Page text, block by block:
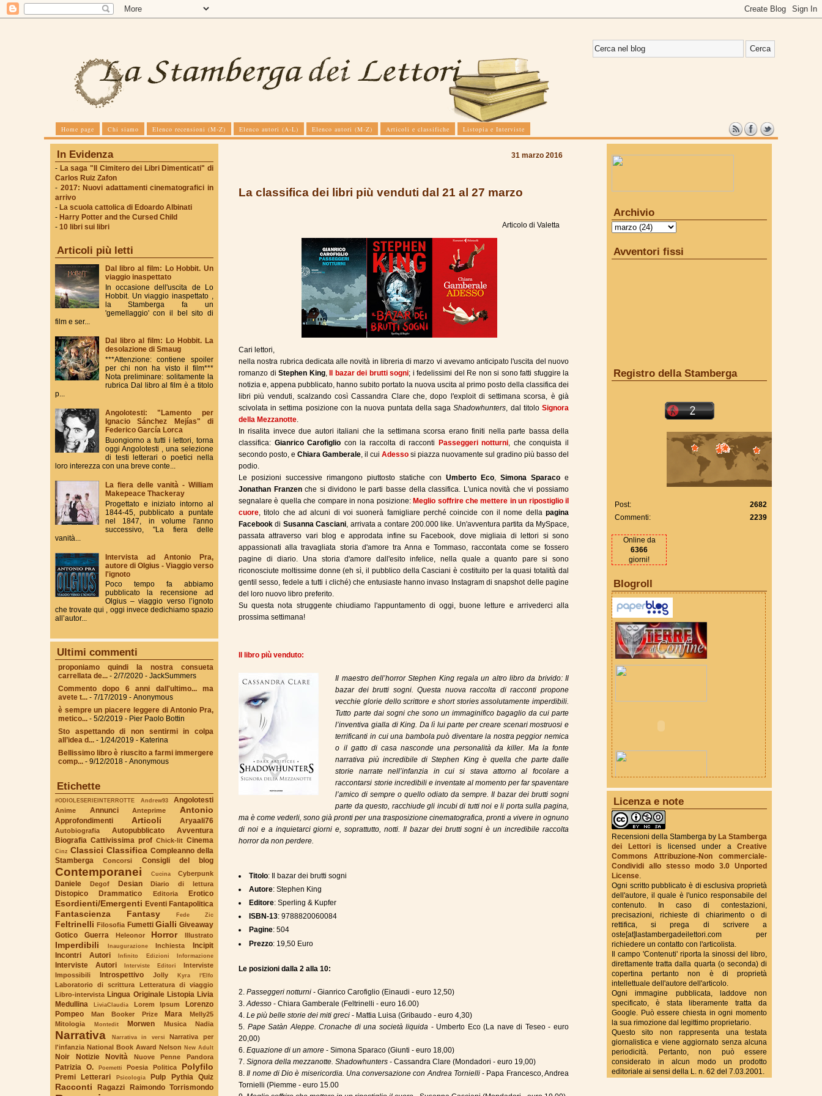
Home page Chi siamo Elenco recensioni (M-Z) Elenco autori (A-L) Elenco autori (M-Z) Articoli e classifiche Listopia e Interviste
In Evidenza
- La saga "Il Cimitero dei Libri Dimenticati" di
Carlos Ruiz Zafon
- 2017: Nuovi adattamenti cinematografici in
arrivo
- La scuola cattolica di Edoardo Albinati
- Harry Potter and the Cursed Child
- 10 libri sui libri
Articoli più letti
Dal libro al film: Lo Hobbit. Un
viaggio inaspettato
In occasione dell'uscita de Lo
Hobbit. Un viaggio inaspettato ,
la Stamberga fa un
'gemellaggio' con il bel sito di
film e ser...
Dal libro al film: Lo Hobbit. La
desolazione di Smaug
***Attenzione: contiene spoiler
per chi non ha visto il film***
Nota preliminare: solitamente la
rubrica Dal libro al film è a titolo
p...
Angolotesti: "Lamento per
Ignacio Sánchez Mejías" di
Federico García Lorca
Buongiorno a tutti i lettori, torna
oggi Angolotesti , una selezione
di testi letterari o poetici nella
loro interezza con una breve conte...
La fiera delle vanità - William
Makepeace Thackeray
Progettato e iniziato intorno al
1844-45, pubblicato a puntate
nel 1847, in volume l'anno
successivo, "La fiera delle
vanità...
Intervista ad Antonio Pra,
autore di Olgius - Viaggio verso
l'ignoto
Poco tempo fa abbiamo
pubblicato la recensione ad
Olgius – viaggio verso l’ignoto
che trovate qui , oggi invece dedichiamo spazio
all’autor...
Ultimi commenti
proponiamo quindi la nostra consueta
carrellata de... - 2/7/2020 - JackSummers
Commento dopo 6 anni dall'ultimo... ma
avete t... - 7/17/2019 - Anonymous
è sempre un piacere leggere di Antonio Pra,
metico... - 5/2/2019 - Pier Paolo Bottin
Sto aspettando di non sentirmi in colpa
all’idea d... - 1/24/2019 - Katerina
Bellissimo libro è riuscito a farmi immergere
comp... - 9/12/2018 - Anonymous
Etichette
#ODIOLESERIEINTERROTTE Andrew93 Angolotesti
Anime Annunci Anteprime Antonio
Approfondimenti Articoli Aryaali76
Autobiografia Autopubblicato
Avventura
Biografia Cattivissima prof Chick-lit Cinema
Cinz Classici Classifica Compleanno della
Stamberga
Concorsi Consigli del blog
Contemporanei Cucina Cyberpunk
Daniele Degof Desian Diario di lettura
Distopico Drammatico Editoria Erotico
Esordienti/Emergenti Eventi Fantapolitica
Fantascienza Fantasy Fede Zic
Feltrinelli Filosofia Fumetti Gialli Giveaway
Gotico
Guerra Heleonor Horror Illustrato
Imperdibili Inaugurazione Inchiesta
Incipit
Incontri Autori
Infinito Edizioni Informazione
Interviste Autori Interviste Editori
Interviste
Impossibili
Introspettivo Jolly Kyra l'Elfo
Laboratorio di scrittura
Letteratura di viaggio
Libro-intervista Lingua Originale Listopia Livia
Medullina
LiviaClaudia Lorem Ipsum
Lorenzo
Pompeo
Man Booker Prize Mara
Melly25
Mitologia
Montedit Morwen Musica Nadia
Narrativa Narrativa in versi
Narrativa per
l'infanzia National Book Award Nelson New Adult
Noir Notizie Novità Nuove Penne Pandora
Patrizia O. Poemetti Poesia Politica Polyfilo
Premi Letterari Psicologia Pulp Pythia Quiz
Racconti Ragazzi Raimondo Torrismondo
31 marzo 2016
La classifica dei libri più venduti dal 21 al 27 marzo
Articolo di Valetta
Cari lettori,
nella nostra rubrica dedicata alle novità in libreria di marzo vi avevamo anticipato l'uscita del nuovo
romanzo di Stephen King, Il bazar dei brutti sogni; i fedelissimi del Re non si sono fatti sfuggire la
notizia e, appena pubblicato, hanno subito portato la nuova uscita al primo posto della classifica dei
libri più venduti, scalzando così Cassandra Clare che, dopo l'exploit di settimana scorsa, è già
scivolata in settima posizione con la nuova puntata della sagaShadowhunters, dal titoloSignora
della Mezzanotte.
In risalita invece due autori italiani che la settimana scorsa erano finiti nella parte bassa della
classifica: Gianrico Carofiglio con la raccolta di racconti Passeggeri notturni, che conquista il
secondo posto, e Chiara Gamberale, il cui Adesso si piazza nuovamente sul gradino più basso del
podio.
Le posizioni successive rimangono piuttosto statiche con Umberto Eco, Simona Sparaco e
Jonathan Franzenche si dividono le parti basse della classifica. L'unica novità che vi possiamo
segnalare è quella che compare in nona posizione: Meglio soffrire che mettere in un ripostiglio il
cuore, titolo che ad alcuni di voi suonerà famigliare perché coincide con il nome della pagina
Facebook di Susanna Casciani, arrivata a contare 200.000 like. Un'avventura partita da MySpace,
passata attraverso vari blog e approdata infine su Facebook, dove migliaia di lettori si sono
appassionati alla travagliata storia d'amore tra Anna e Tommaso, raccontata come se fossero
pagine di diario. Una storia d'amore dall'esito infelice, nella quale a quanto pare si sono
riconosciute moltissime donne (eh sì, il pubblico della Casciani è costituito per la quasi totalità dal
gentil sesso, fedele a tutti i cliché) che entusiaste hanno invaso Instagram di snapshot delle pagine
del loro nuovo libro preferito.
Su questa nota struggente chiudiamo l'appuntamento di oggi, buone letture e arrivederci alla
prossima settimana!
Il libro più venduto:
Il maestro dell’horror Stephen King regala un altro libro da brivido: Il
bazar dei brutti sogni. Questa nuova raccolta di racconti propone
vecchie glorie dello scrittore e short stories assolutamente imperdibili.
Tutto parte dai sogni che sono un immaginifico bagaglio da cui parte
l’inventiva gialla di King. Da lì lui parte per creare scenari mostruosi e
terrificanti in cui una bambola può diventare la nostra peggior nemica
o il gatto di casa nasconde una personalità da killer. Ma la fonte
narrativa più incredibile di Stephen King è quella che parte dalle
storie narrate nell’infanzia in cui si stava attorno al focolare a
raccontarsi storie incredibili e inventate al momento per far spaventare
l’amico di sempre o quello odiato da sempre. Il bazar dei brutti sogni
parte da questo, racchiude gli incubi di tutti noi e li porta sulla pagina,
ma è come vederli, sono già pronti per una trasposizione cinematografica, pronti a vivere in ognuno
di noi e a inquietarci giorni e, soprattutto, notti. Il bazar dei brutti sogni è un incredibile raccolta
horror da non perdere.
Titolo: Il bazar dei brutti sogni
Autore: Stephen King
Editore: Sperling & Kupfer
ISBN-13: 9788820060084
Pagine: 504
Prezzo: 19,50 Euro
Le posizioni dalla 2 alla 10:
2. Passeggeri notturni - Gianrico Carofiglio (Einaudi - euro 12,50)
3. Adesso - Chiara Gamberale (Feltrinelli - euro 16.00)
4. Le più belle storie dei miti greci - Mattia Luisa (Gribaudo - euro 4,30)
5. Pape Satàn Aleppe. Cronache di una società liquida - Umberto Eco (La nave di Teseo - euro
20,00)
6. Equazione di un amore - Simona Sparaco (Giunti - euro 18,00)
7. Signora della mezzanotte. Shadowhunters - Cassandra Clare (Mondadori - euro 19,00)
8.Il nome di Dio è misericordia. Una conversazione con Andrea Tornielli- Papa Francesco, Andrea
Tornielli (Piemme - euro 15.00
Archivio
Avventori fissi
Registro della Stamberga
Post:
2682
Commenti:
2239
Online da
6366
giorni!
Blogroll
True Fantasy Italy
Licenza e note
Recensioni della Stamberga by La Stamberga
dei Lettoriis licensed under a Creative
Commons Attribuzione-Non commerciale-
Condividi allo stesso modo 3.0 Unported
License.
Ogni scritto pubblicato è di esclusiva proprietà
dell'autore, il quale è l'unico responsabile del
contenuto. In caso di contestazioni,
precisazioni, richieste di chiarimento o di
rettifica, si prega di scrivere a
oste[at]lastambergadeilettori.com per
richiedere un contatto con l'articolista.
Il campo 'Contenuti' riporta la sinossi del libro,
direttamente tratta dalla quarta (o seconda) di
copertina pertanto non è di proprietà
intellettuale dell'autore dell'articolo.
Ogni immagine pubblicata, laddove non
specificato, è stata liberamente tratta da
Google. Può essere chiesta in ogni momento
la sua rimozione dal legittimo proprietario.
Questo sito non rappresenta una testata
giornalistica e viene aggiornato senza alcuna
periodicità. Pertanto, non può essere
considerato in alcun modo un prodotto
editoriale ai sensi della L. n. 62 del 7.03.2001.